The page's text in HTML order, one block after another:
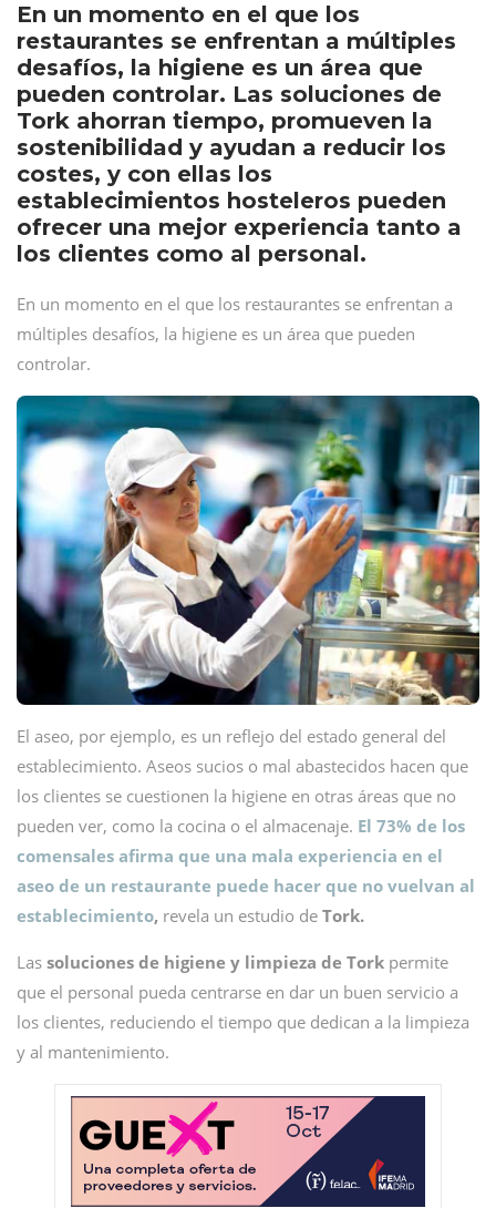
En un momento en el que los
restaurantes se enfrentan a múltiples
desafíos, la higiene es un área que
pueden controlar. Las soluciones de
Tork ahorran tiempo, promueven la
sostenibilidad y ayudan a reducir los
costes, y con ellas los
establecimientos hosteleros pueden
ofrecer una mejor experiencia tanto a
los clientes como al personal.
En un momento en el que los restaurantes se enfrentan a
múltiples desafíos, la higiene es un área que pueden
controlar.
El aseo, por ejemplo, es un reflejo del estado general del
establecimiento. Aseos sucios o mal abastecidos hacen que
los clientes se cuestionen la higiene en otras áreas que no
pueden ver, como la cocina o el almacenaje. El 73% de los
comensales afirma que una mala experiencia en el
aseo de un restaurante puede hacer que no vuelvan al
establecimiento, revela un estudio de Tork.
Las soluciones de higiene y limpieza de Tork permite
que el personal pueda centrarse en dar un buen servicio a
los clientes, reduciendo el tiempo que dedican a la limpieza
y al mantenimiento.